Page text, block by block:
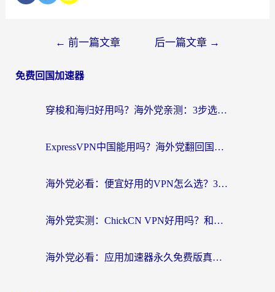
← 前一篇文章 后一篇文章 →
免费回国加速器
穿梭和海归好用吗？海外党亲测：3步选对回国加速器，无缝刷国内剧玩手游
ExpressVPN中国能用吗？海外党翻回国内的加速器选择指南（附番茄加速器实测）
海外党必看：便宜好用的VPN怎么选？3步解决回国访问难题+Steam改区技巧
海外党实测：ChickCN VPN好用吗？和OurPlay VPN对比哪个回国效果更好？附避坑指南
海外党必看：应用加速器永久免费版真的靠谱吗？教你选对回国加速器无缝刷国内资源